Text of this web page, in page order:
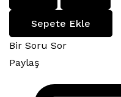
Sepete Ekle
Bir Soru Sor
Paylaş